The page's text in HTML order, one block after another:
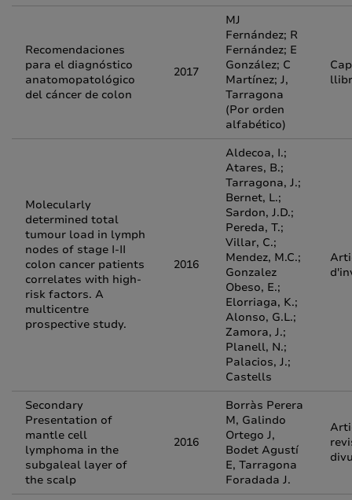
Recomendaciones
para el diagnóstico
anatomopatológico
del cáncer de colon
2017
MJ
Fernández; R
Fernández; E
González; C
Martínez; J,
Tarragona
(Por orden
alfabético)
Molecularly
determined total
tumour load in lymph
nodes of stage I-II
colon cancer patients
correlates with high-
risk factors. A
multicentre
prospective study.
2016
Aldecoa, I.;
Atares, B.;
Tarragona, J.;
Bernet, L.;
Sardon, J.D.;
Pereda, T.;
Villar, C.;
Mendez, M.C.;
Gonzalez
Obeso, E.;
Elorriaga, K.;
Alonso, G.L.;
Zamora, J.;
Planell, N.;
Palacios, J.;
Castells
Secondary
Presentation of
mantle cell
lymphoma in the
subgaleal layer of
the scalp
2016
Borràs Perera
M, Galindo
Ortego J,
Bodet Agustí
E, Tarragona
Foradada J.